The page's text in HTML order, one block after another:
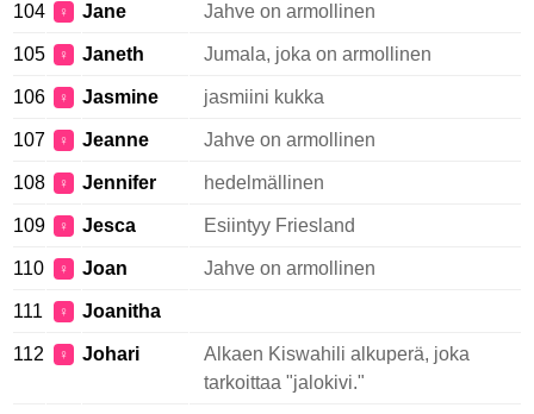
104 ♀ Jane Jahve on armollinen
105 ♀ Janeth Jumala, joka on armollinen
106 ♀ Jasmine jasmiini kukka
107 ♀ Jeanne Jahve on armollinen
108 ♀ Jennifer hedelmällinen
109 ♀ Jesca Esiintyy Friesland
110 ♀ Joan Jahve on armollinen
111 ♀ Joanitha
112 ♀ Johari
Alkaen Kiswahili alkuperä, joka
tarkoittaa "jalokivi."